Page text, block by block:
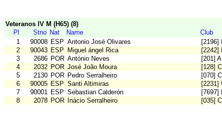
Veteranos IV M (H65) (8)
Pl
Stno Nat Name
Club
1
90008 ESP Antonio José Olivares
[2196]
2
90043 ESP Miguel ángel Rica
[2242]
3
2686 POR António Neves
[201]
4
2032 POR José João Moura
[128]
5
2130 POR Pedro Serralheiro
[070]
6
90005 ESP Santi Altimiras
[2231]
7
90001 ESP Sebastian Calderón
[7697]
8
2078 POR Inácio Serralheiro [035]